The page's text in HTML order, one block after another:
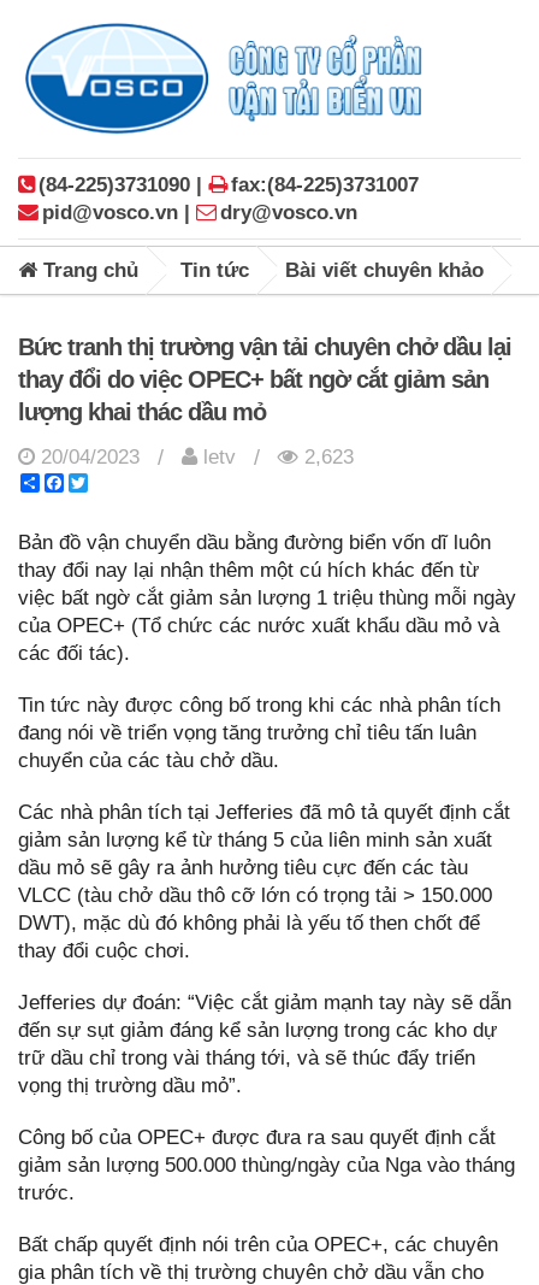
(84-225)3731090 |
fax:(84-225)3731007
pid@vosco.vn |
dry@vosco.vn
Trang chủ Tin tức Bài viết chuyên khảo
Bức tranh thị trường vận tải chuyên chở dầu lại
thay đổi do việc OPEC+ bất ngờ cắt giảm sản
lượng khai thác dầu mỏ
20/04/2023 / letv /
2,623
ShareFacebook
Bản đồ vận chuyển dầu bằng đường biển vốn dĩ luôn
thay đổi nay lại nhận thêm một cú hích khác đến từ
việc bất ngờ cắt giảm sản lượng 1 triệu thùng mỗi ngày
của OPEC+ (Tổ chức các nước xuất khẩu dầu mỏ và
các đối tác).
Tin tức này được công bố trong khi các nhà phân tích
đang nói về triển vọng tăng trưởng chỉ tiêu tấn luân
chuyển của các tàu chở dầu.
Các nhà phân tích tại Jefferies đã mô tả quyết định cắt
giảm sản lượng kể từ tháng 5 của liên minh sản xuất
dầu mỏ sẽ gây ra ảnh hưởng tiêu cực đến các tàu
VLCC (tàu chở dầu thô cỡ lớn có trọng tải > 150.000
DWT), mặc dù đó không phải là yếu tố then chốt để
thay đổi cuộc chơi.
Jefferies dự đoán: “Việc cắt giảm mạnh tay này sẽ dẫn
đến sự sụt giảm đáng kể sản lượng trong các kho dự
trữ dầu chỉ trong vài tháng tới, và sẽ thúc đẩy triển
vọng thị trường dầu mỏ”.
Công bố của OPEC+ được đưa ra sau quyết định cắt
giảm sản lượng 500.000 thùng/ngày của Nga vào tháng
trước.
Bất chấp quyết định nói trên của OPEC+, các chuyên
gia phân tích về thị trường chuyên chở dầu vẫn cho